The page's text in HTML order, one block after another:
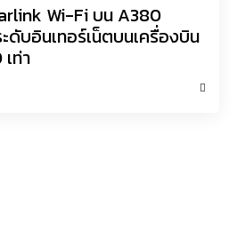
Wi-Fi บน A380
ดับอินเทอร์เน็ตบนเครื่องบิน
ท่า